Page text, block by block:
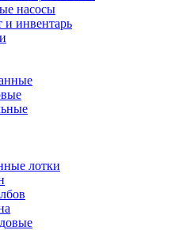
насосы
инвентарь
лотки